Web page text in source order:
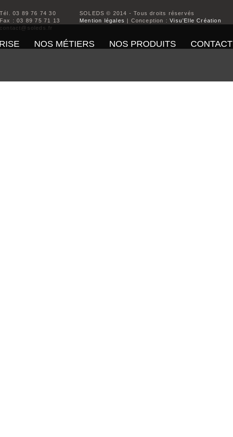
NOS MÉTIERS NOS PRODUITS CONTACT
Tél. 03 89 76 74 30
Fax : 03 89 75 71 13
contact@soleds.fr
SOLEDS © 2014 - Tous droits réservés
Mention légales | Conception :Visu’Elle Création